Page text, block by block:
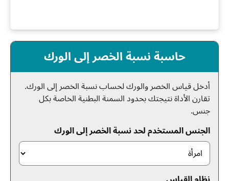
حاسبة نسبة الخصر إلى الورك
أدخل قياس الخصر والورك لحساب نسبة الخصر إلى الورك.
تقارن الأداة نتيجتك بحدود السمنة البطنية الخاصة بكل
جنس.
الجنس المستخدم لحد نسبة الخصر إلى الورك